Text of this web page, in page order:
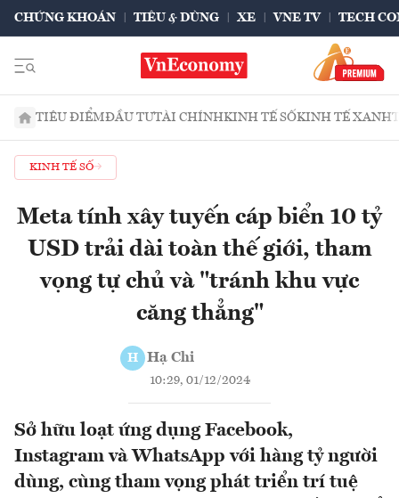
CHỨNG KHOÁN TIÊU & DÙNG XE VNE TV TECH
TIÊU ĐIỂMĐẦU TƯTÀI CHÍNHKINH TẾ SỐKINH TẾ XANH
KINH TẾ SỐ
Meta tính xây tuyến cáp biển 10 tỷ
USD trải dài toàn thế giới, tham
vọng tự chủ và "tránh khu vực
căng thẳng"
H Hạ Chi
10:29, 01/12/2024
Sở hữu loạt ứng dụng Facebook,
Instagram và WhatsApp với hàng tỷ người
dùng, cùng tham vọng phát triển trí tuệ